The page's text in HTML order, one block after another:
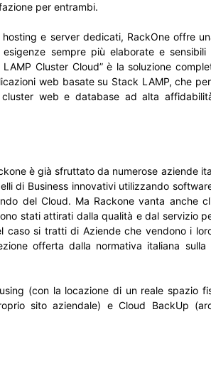
per entrambi.
e server dedicati, RackOne offre
sempre più elaborate e
Cluster Cloud” è la soluzione
web basate su Stack LAMP, che
web e database ad alta
è già sfruttato da numerose aziende
di Business innovativi utilizzando
del Cloud. Ma Rackone vanta anche
stati attirati dalla qualità e dal servizio
caso si tratti di Aziende che vendono i
offerta dalla normativa italiana
(con la locazione di un reale spazio
sito aziendale) e Cloud BackUp